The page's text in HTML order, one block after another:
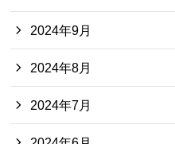
2024年9月
2024年8月
2024年7月